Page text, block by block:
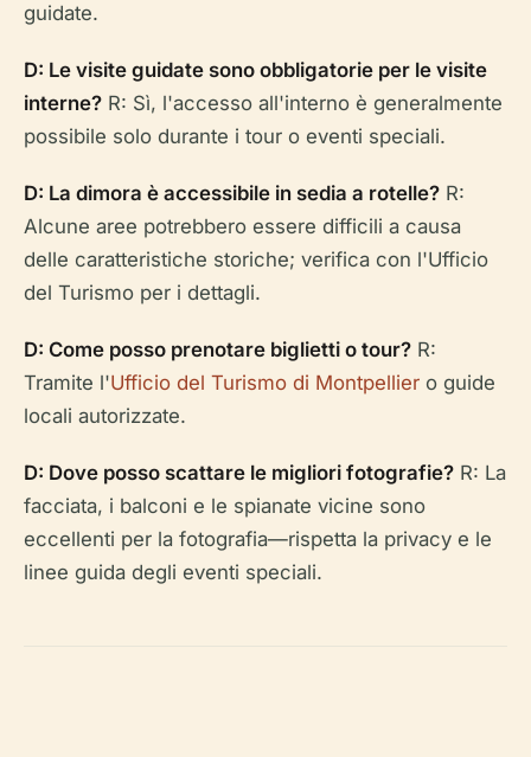
guidate.
D: Le visite guidate sono obbligatorie per le visite
interne? R: Sì, l'accesso all'interno è generalmente
possibile solo durante i tour o eventi speciali.
D: La dimora è accessibile in sedia a rotelle? R:
Alcune aree potrebbero essere difficili a causa
delle caratteristiche storiche; verifica con l'Ufficio
del Turismo per i dettagli.
D: Come posso prenotare biglietti o tour? R:
Tramite l'Ufficio del Turismo di Montpellier o guide
locali autorizzate.
D: Dove posso scattare le migliori fotografie? R: La
facciata, i balconi e le spianate vicine sono
eccellenti per la fotografia—rispetta la privacy e le
linee guida degli eventi speciali.